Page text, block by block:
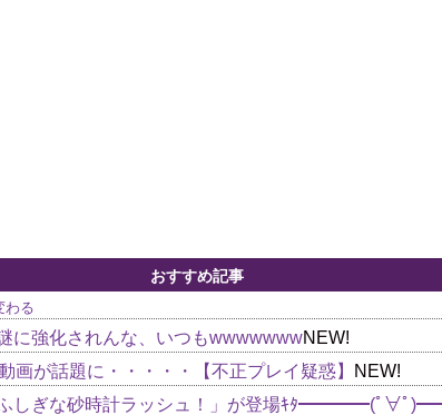
おすすめ記事
わる
に強化されんな、いつもwwwwwwwNEW!
画が話題に・・・・・【不正プレイ疑惑】
NEW!